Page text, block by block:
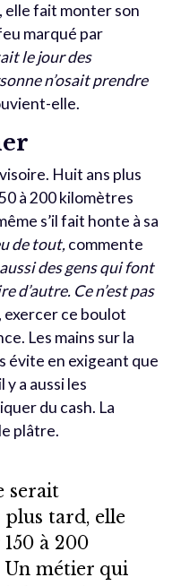
elle fait monter son
marqué par
le jour des
n’osait prendre
elle.
Huit ans plus
à 200 kilomètres
s’il fait honte à sa
de tout,commente
des gens qui font
d’autre. Ce n’est pas
exercer ce boulot
Les mains sur la
évite en exigeant que
a aussi les
du cash. La
plâtre.
serait
tard, elle
à 200
métier qui